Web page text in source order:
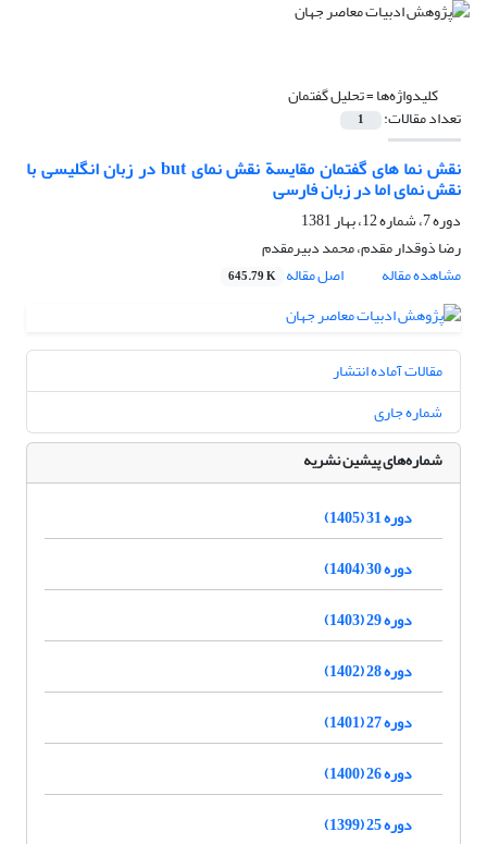
کلیدواژه‌ها =تحلیل گفتمان
تعداد مقالات: 1
نقش نما های گفتمان مقایسة نقش نمای but در زبان انگلیسی با
نقش نمای اما در زبان فارسی
دوره 7، شماره 12، بهار 1381
رضا ذوقدار مقدم، محمد دبیرمقدم
مشاهده مقاله
اصل مقاله 645.79 K
مقالات آماده انتشار
شماره جاری
شماره‌های پیشین نشریه
دوره 31 (1405)
دوره 30 (1404)
دوره 29 (1403)
دوره 28 (1402)
دوره 27 (1401)
دوره 26 (1400)
دوره 25 (1399)